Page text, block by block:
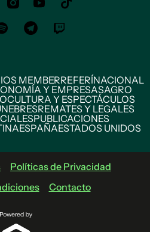
MEMBERREFERÍNACIONAL
Y EMPRESASAGRO
CULTURA Y ESPECTÁCULOS
REMATES Y LEGALES
PUBLICACIONES
ESPAÑAESTADOS UNIDOS
Políticas de Privacidad
Contacto